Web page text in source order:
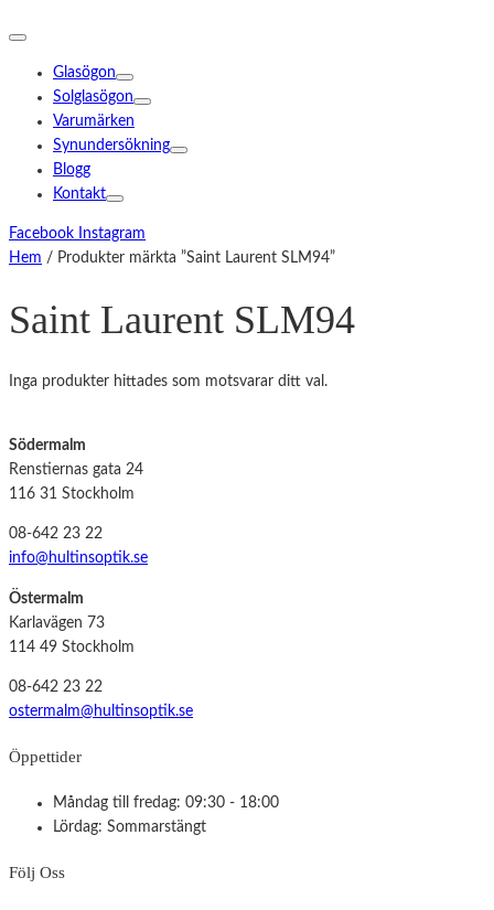
Glasögon
Solglasögon
Varumärken
Synundersökning
Blogg
Kontakt
Facebook
Instagram
Hem / Produkter märkta ”Saint Laurent SLM94”
Saint Laurent SLM94
Inga produkter hittades som motsvarar ditt val.
Södermalm
Renstiernas gata 24
116 31 Stockholm
08-642 23 22
info@hultinsoptik.se
Östermalm
Karlavägen 73
114 49 Stockholm
08-642 23 22
ostermalm@hultinsoptik.se
Öppettider
Måndag till fredag: 09:30 - 18:00
Lördag: Sommarstängt
Följ Oss